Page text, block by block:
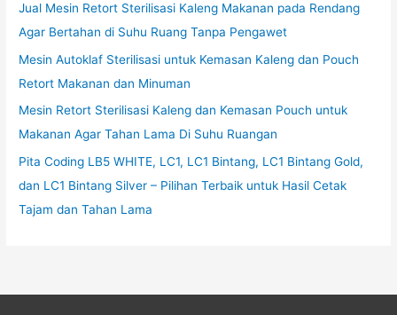
Jual Mesin Retort Sterilisasi Kaleng Makanan pada Rendang
Agar Bertahan di Suhu Ruang Tanpa Pengawet
Mesin Autoklaf Sterilisasi untuk Kemasan Kaleng dan Pouch
Retort Makanan dan Minuman
Mesin Retort Sterilisasi Kaleng dan Kemasan Pouch untuk
Makanan Agar Tahan Lama Di Suhu Ruangan
Pita Coding LB5 WHITE, LC1, LC1 Bintang, LC1 Bintang Gold,
dan LC1 Bintang Silver – Pilihan Terbaik untuk Hasil Cetak
Tajam dan Tahan Lama